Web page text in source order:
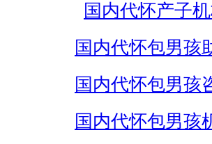
国内代怀产子
国内代怀包男孩
国内代怀包男孩
国内代怀包男孩